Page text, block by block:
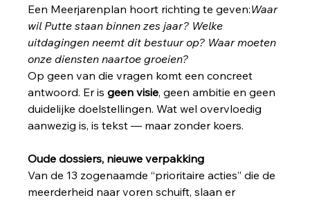
Een Meerjarenplan hoort richting te geven:Waar
wil Putte staan binnen zes jaar? Welke
uitdagingen neemt dit bestuur op? Waar moeten
onze diensten naartoe groeien?
Op geen van die vragen komt een concreet
antwoord. Er is geen visie, geen ambitie en geen
duidelijke doelstellingen. Wat wel overvloedig
aanwezig is, is tekst — maar zonder koers.
Oude dossiers, nieuwe verpakking
Van de 13 zogenaamde “prioritaire acties” die de
meerderheid naar voren schuift, slaan er